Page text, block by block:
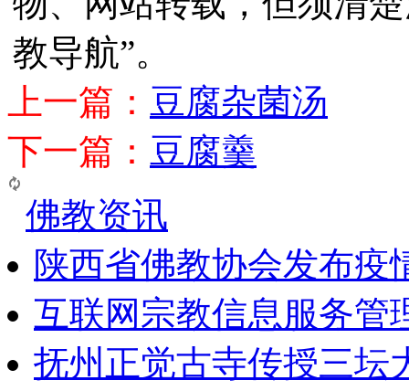
教导航”。
上一篇： 豆腐杂菌汤
下一篇： 豆腐羹
佛教资讯
陕西省佛教协会发布疫
互联网宗教信息服务管
抚州正觉古寺传授三坛